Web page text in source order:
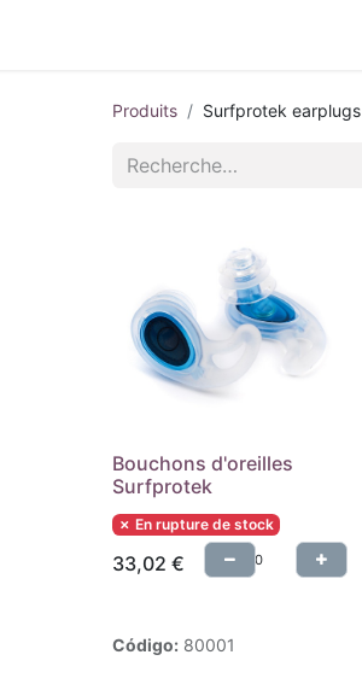
Produits Surfprotek earplugs
Bouchons d'oreilles
Surfprotek
✗ En rupture de stock
33,02 €
Código: 80001